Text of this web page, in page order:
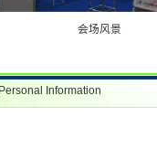
会场风景
Information